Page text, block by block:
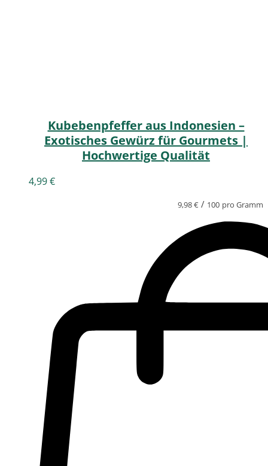
Kubebenpfeffer aus Indonesien –
Exotisches Gewürz für Gourmets |
Hochwertige Qualität
4,99€
9,98€ / 100 pro Gramm